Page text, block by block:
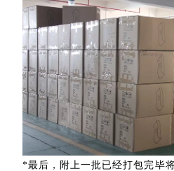
*最后，附上一批已经打包完毕